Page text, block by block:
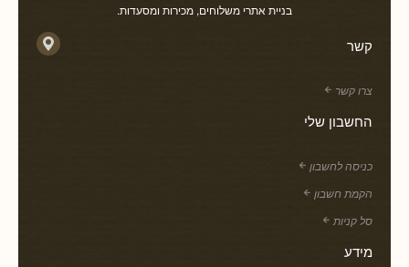
בניית אתרי משלוחים, מכירות ומסעדות.
קשר
צרו קשר
החשבון שלי
כניסה לחשבון
הקמת חשבון
סל קניות
מידע